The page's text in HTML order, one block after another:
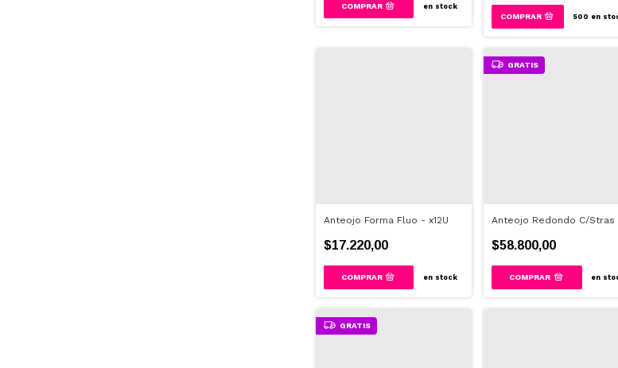
en stock
500 en
Anteojo Forma Fluo - x12U
$17.220,00
en stock
GRATIS
Anteojo Redondo C/Stras
$58.800,00
en
GRATIS